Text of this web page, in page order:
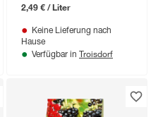
2,49 € / Liter
Keine Lieferung nach
Hause
Verfügbar in Troisdorf